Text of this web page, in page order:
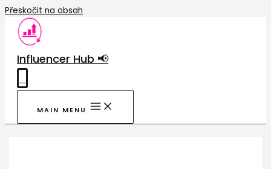
Přeskočit na obsah
Influencer Hub 📢
MAIN MENU